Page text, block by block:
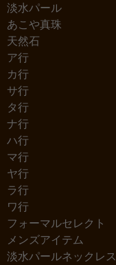
淡水パール
あこや真珠
天然石
ア行
カ行
サ行
タ行
ナ行
ハ行
マ行
ヤ行
ラ行
ワ行
フォーマルセレクト
メンズアイテム
淡水パールネックレス